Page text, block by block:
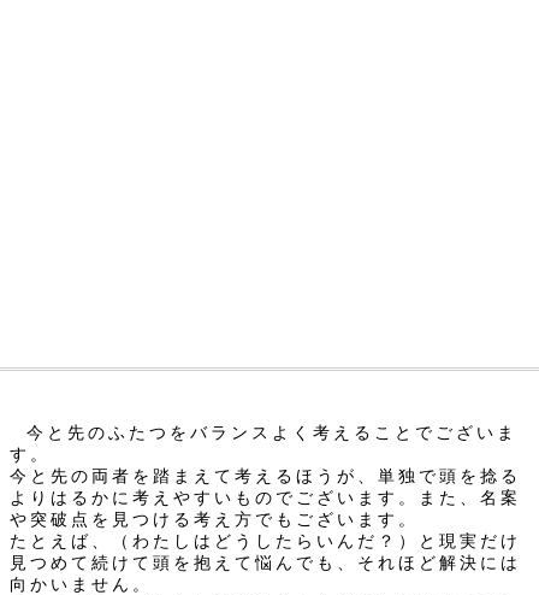
今と先のふたつをバランスよく考えることでございま
す。
今と先の両者を踏まえて考えるほうが、単独で頭を捻る
よりはるかに考えやすいものでございます。また、名案
や突破点を見つける考え方でもございます。
たとえば、（わたしはどうしたらいんだ？）と現実だけ
見つめて続けて頭を抱えて悩んでも、それほど解決には
向かいません。